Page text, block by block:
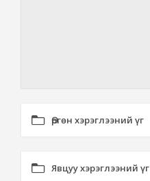
Өргөн хэрэглээний үг
Явцуу хэрэглээний үг